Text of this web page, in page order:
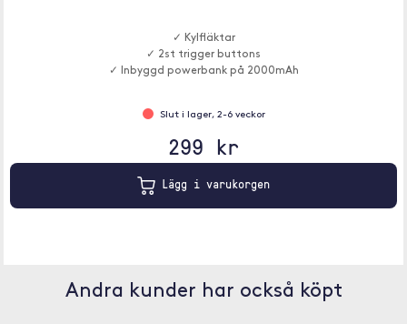
✓ Kylfläktar
✓ 2st trigger buttons
✓ Inbyggd powerbank på 2000mAh
Slut i lager, 2-6 veckor
299 kr
Lägg i varukorgen
Andra kunder har också köpt